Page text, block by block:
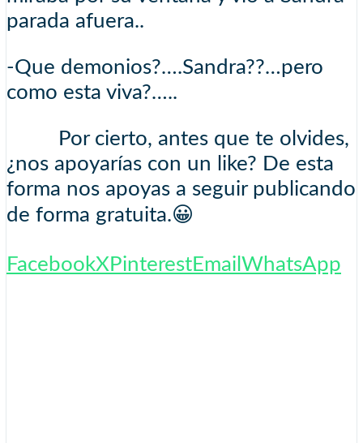
parada afuera..
-Que demonios?….Sandra??…pero
como esta viva?…..
Por cierto, antes que te olvides,
¿nos apoyarías con un like? De esta
forma nos apoyas a seguir publicando
de forma gratuita.😀
FacebookXPinterestEmail WhatsApp